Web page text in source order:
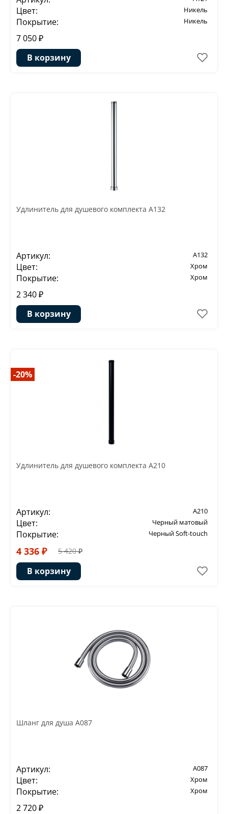
Цвет: Никель
Покрытие: Никель
7 050 ₽
В корзину
Удлинитель для душевого комплекта A132
Артикул: A132
Цвет: Хром
Покрытие: Хром
2 340 ₽
В корзину
-20%
Удлинитель для душевого комплекта A210
Артикул: A210
Цвет: Черный матовый
Покрытие: Черный Soft-touch
4 336 ₽ 5 420 ₽
В корзину
Шланг для душа A087
Артикул: A087
Цвет: Хром
Покрытие: Хром
2 720 ₽